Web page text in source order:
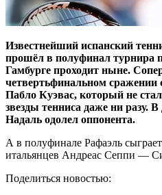
Известнейший испанский
прошёл в полуфинал турнира
Гамбурге проходит ныне.
четвертьфинальном сражении
Пабло Куэвас, который не
звезды тенниса даже ни разу. В
Надаль одолел оппонента.
А в полуфинале Рафаэль
итальянцев Андреас Сеппи —
Поделиться новостью: